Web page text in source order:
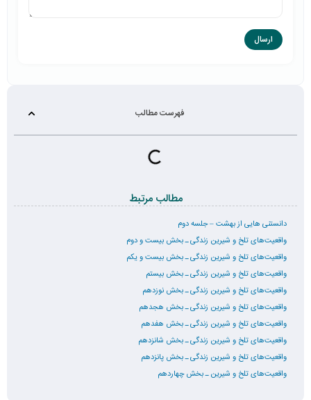
فهرست مطالب
مطالب مرتبط
دانستنی هایی از بهشت – جلسه دوم
واقعیت‌های تلخ و شیرین زندگی ـ بخش بیست و دوم
واقعیت‌های تلخ و شیرین زندگی ـ بخش بیست و یکم
واقعیت‌های تلخ و شیرین زندگی ـ بخش بیستم
واقعیت‌های تلخ و شیرین زندگی ـ بخش نوزدهم
واقعیت‌های تلخ و شیرین زندگی ـ بخش هجدهم
واقعیت‌های تلخ و شیرین زندگی ـ بخش هفدهم
واقعیت‌های تلخ و شیرین زندگی ـ بخش شانزدهم
واقعیت‌های تلخ و شیرین زندگی ـ بخش پانزدهم
واقعیت‌های تلخ و شیرین ـ بخش چهاردهم